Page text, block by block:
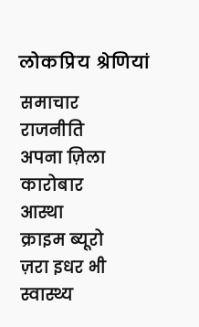
लोकप्रिय श्रेणियां
समाचार
राजनीति
अपना ज़िला
कारोबार
आस्था
क्राइम ब्यूरो
ज़रा इधर भी
स्वास्थ्य